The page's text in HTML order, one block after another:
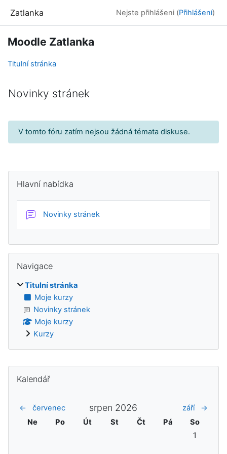
Zatlanka Nejste přihlášeni (Přihlášení)
Moodle Zatlanka
Titulní stránka
Novinky stránek
V tomto fóru zatím nejsou žádná témata diskuse.
Bloky
Hlavní nabídka
Novinky stránekFórum
Navigace
Titulní stránka
Moje kurzy
Novinky stránek
Moje kurzy
Kurzy
Kalendář
← červenec srpen 2026 září
→
Neděle
Ne Pondělí
Po Úterý
Út Středa
St Čtvrtek
Čt Pátek
Pá Sobota
So
Žádné
1